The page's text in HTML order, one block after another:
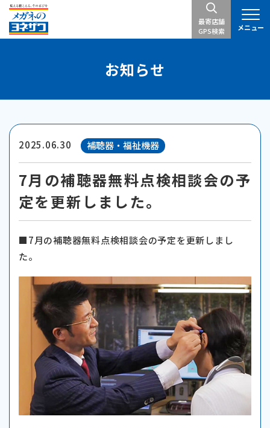
最寄店舗
GPS検索
お知らせ
2025.06.30 補聴器・福祉機器
7月の補聴器無料点検相談会の予
定を更新しました。
■7月の補聴器無料点検相談会の予定を更新しまし
た。
メニュー